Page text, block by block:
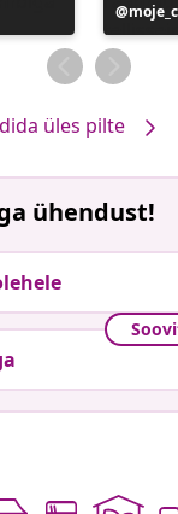
üles pilte
ühendust!